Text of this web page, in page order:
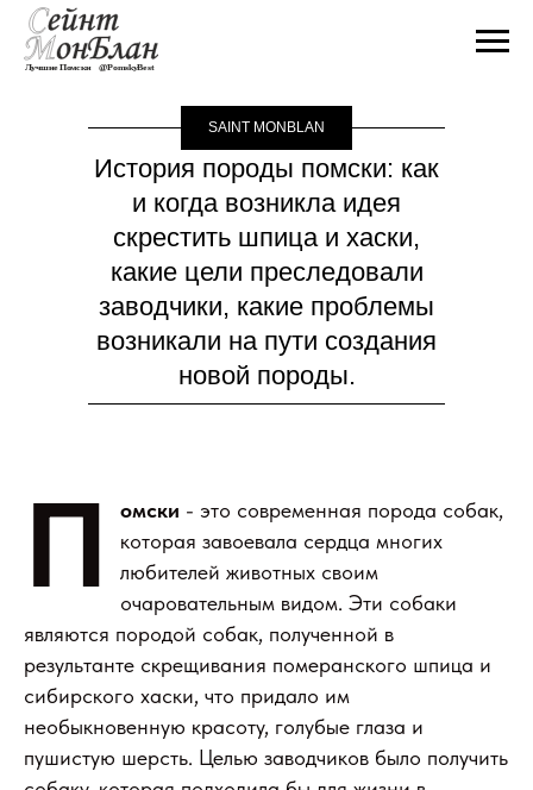
SAINT MONBLAN
История породы помски: как
и когда возникла идея
скрестить шпица и хаски,
какие цели преследовали
заводчики, какие проблемы
возникали на пути создания
новой породы.
П омски - это современная порода собак,
которая завоевала сердца многих
любителей животных своим
очаровательным видом. Эти собаки
являются породой собак, полученной в
результанте скрещивания померанского шпица и
сибирского хаски, что придало им
необыкновенную красоту, голубые глаза и
пушистую шерсть. Целью заводчиков было получить